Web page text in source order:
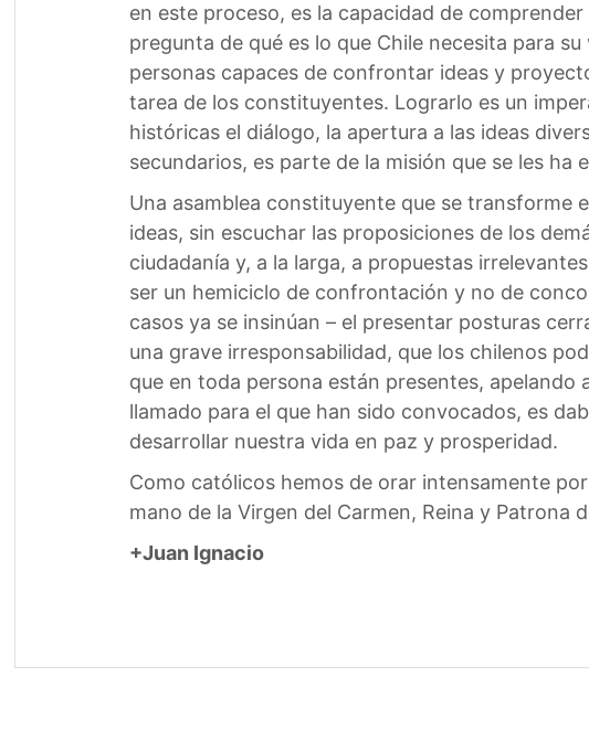
en este proceso, es la capacidad de
pregunta de qué es lo que Chile necesita para
personas capaces de confrontar ideas y
tarea de los constituyentes. Lograrlo es un
históricas el diálogo, la apertura a las ideas
secundarios, es parte de la misión que se les ha
Una asamblea constituyente que se transforme
ideas, sin escuchar las proposiciones de los
ciudadanía y, a la larga, a propuestas
ser un hemiciclo de confrontación y no de
casos ya se insinúan – el presentar posturas
una grave irresponsabilidad, que los chilenos
que en toda persona están presentes,
llamado para el que han sido convocados, es
desarrollar nuestra vida en paz y prosperidad.
Como católicos hemos de orar intensamente
mano de la Virgen del Carmen, Reina y Patrona
+Juan Ignacio